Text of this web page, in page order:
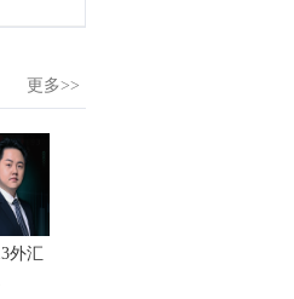
更多>>
外汇